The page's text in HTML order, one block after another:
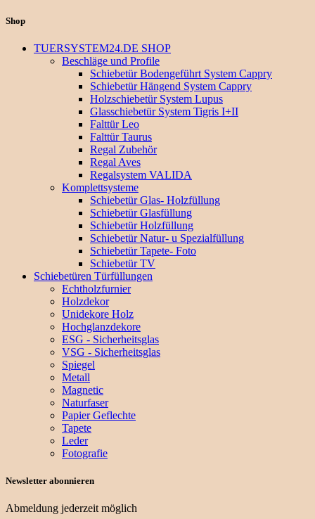
Shop
TUERSYSTEM24.DE SHOP
Beschläge und Profile
Schiebetür Bodengeführt System Cappry
Schiebetür Hängend System Cappry
Holzschiebetür System Lupus
Glasschiebetür System Tigris I+II
Falttür Leo
Falttür Taurus
Regal Zubehör
Regal Aves
Regalsystem VALIDA
Komplettsysteme
Schiebetür Glas- Holzfüllung
Schiebetür Glasfüllung
Schiebetür Holzfüllung
Schiebetür Natur- u Spezialfüllung
Schiebetür Tapete- Foto
Schiebetür TV
Schiebetüren Türfüllungen
Echtholzfurnier
Holzdekor
Unidekore Holz
Hochglanzdekore
ESG - Sicherheitsglas
VSG - Sicherheitsglas
Spiegel
Metall
Magnetic
Naturfaser
Papier Geflechte
Tapete
Leder
Fotografie
Newsletter abonnieren
Abmeldung jederzeit möglich